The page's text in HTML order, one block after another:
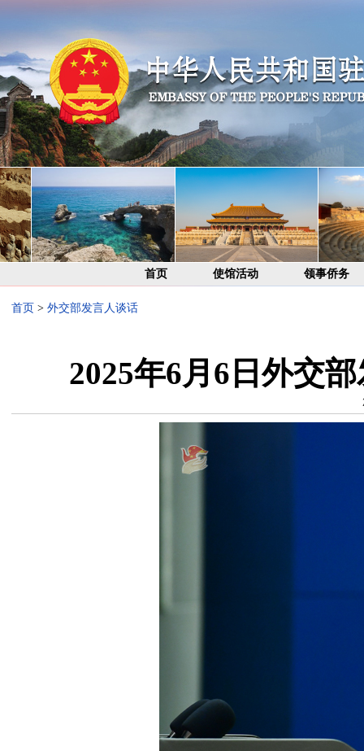
首页 使馆活动 领事侨务
首页 > 外交部发言人谈话
2025年6月6日外交